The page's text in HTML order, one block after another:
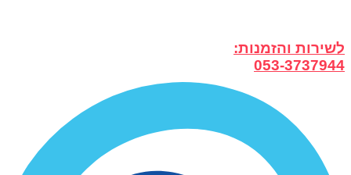
לשירות והזמנות:
053-3737944